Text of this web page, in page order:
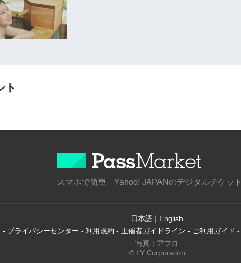
ト
スマホで簡単 Yahoo! JAPANのデジタルチケット
日本語 ｜ English
- プライバシーセンター - 利用規約 - 主催者ガイドライン - ご利用ガイド -
写真：アフロ
© LY Corporation